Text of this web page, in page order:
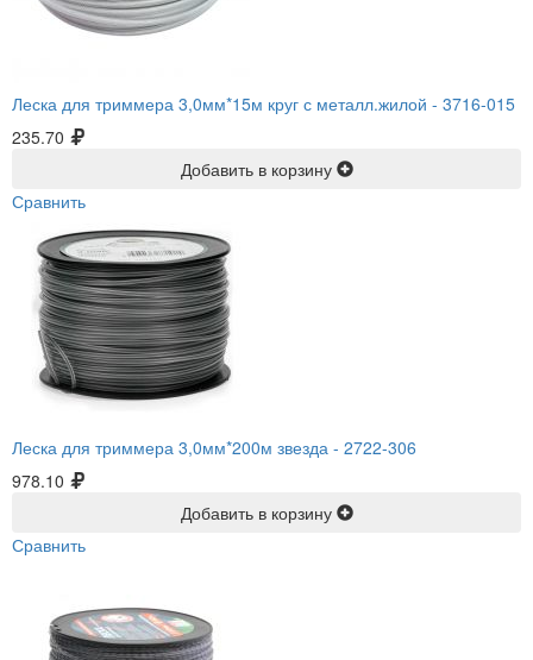
Леска для триммера 3,0мм*15м круг с металл.жилой - 3716-015
235.70
Добавить в корзину
Сравнить
Леска для триммера 3,0мм*200м звезда - 2722-306
978.10
Добавить в корзину
Сравнить